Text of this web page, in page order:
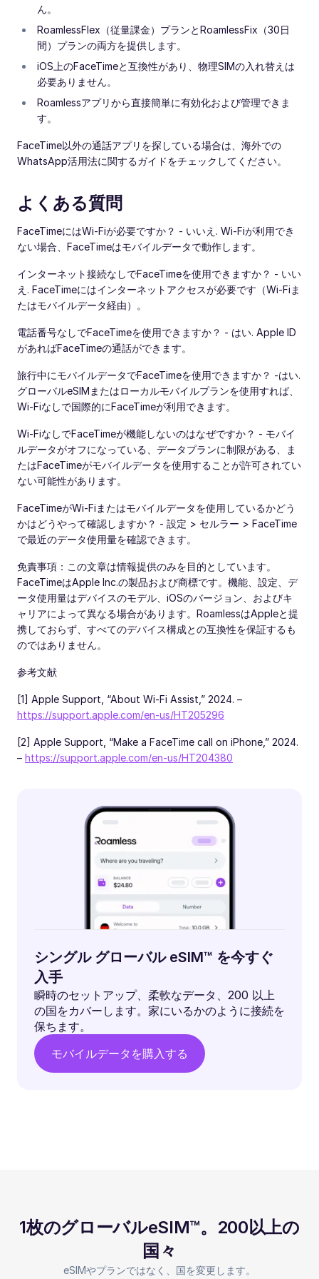
ん。
RoamlessFlex（従量課金）プランとRoamlessFix（30日
間）プランの両方を提供します。
iOS上のFaceTimeと互換性があり、物理SIMの入れ替えは
必要ありません。
Roamlessアプリから直接簡単に有効化および管理できま
す。
FaceTime以外の通話アプリを探している場合は、海外での
WhatsApp活用法に関するガイドをチェックしてください。
よくある質問
FaceTimeにはWi-Fiが必要ですか？ - いいえ. Wi-Fiが利用でき
ない場合、FaceTimeはモバイルデータで動作します。
インターネット接続なしでFaceTimeを使用できますか？ - いい
え. FaceTimeにはインターネットアクセスが必要です（Wi-Fiま
たはモバイルデータ経由）。
電話番号なしでFaceTimeを使用できますか？ - はい. Apple ID
があればFaceTimeの通話ができます。
旅行中にモバイルデータでFaceTimeを使用できますか？ -はい.
グローバルeSIMまたはローカルモバイルプランを使用すれば、
Wi-Fiなしで国際的にFaceTimeが利用できます。
Wi-FiなしでFaceTimeが機能しないのはなぜですか？ - モバイ
ルデータがオフになっている、データプランに制限がある、ま
たはFaceTimeがモバイルデータを使用することが許可されてい
ない可能性があります。
FaceTimeがWi-Fiまたはモバイルデータを使用しているかどう
かはどうやって確認しますか？ - 設定 > セルラー > FaceTime
で最近のデータ使用量を確認できます。
免責事項：この文章は情報提供のみを目的としています。
FaceTimeはApple Inc.の製品および商標です。機能、設定、デ
ータ使用量はデバイスのモデル、iOSのバージョン、およびキ
ャリアによって異なる場合があります。RoamlessはAppleと提
携しておらず、すべてのデバイス構成との互換性を保証するも
のではありません。
参考文献
[1] Apple Support, “About Wi-Fi Assist,” 2024. –
https://support.apple.com/en-us/HT205296
[2] Apple Support, “Make a FaceTime call on iPhone,” 2024.
– https://support.apple.com/en-us/HT204380
シングル グローバル eSIM™ を今すぐ
入手
瞬時のセットアップ、柔軟なデータ、200 以上
の国をカバーします。家にいるかのように接続を
保ちます。
モバイルデータを購入する
1枚のグローバルeSIM™。200以上の
国々
eSIMやプランではなく、国を変更します。